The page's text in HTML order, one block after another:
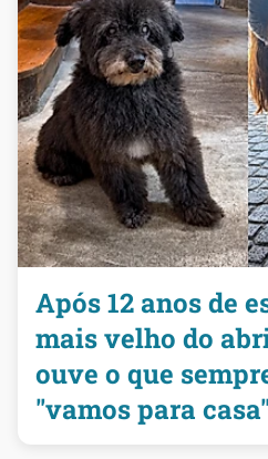
Após 12 anos de
mais velho do
ouve o que
"vamos para